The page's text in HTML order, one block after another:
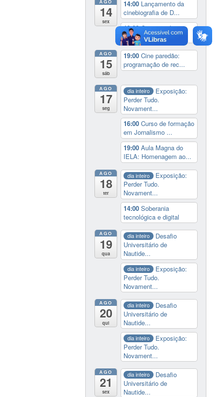
AGO
14
sex
14:00 Lançamento da
cinebiografia de D...
19:00Cine paredão:
programação de rec...
AGO
15
sáb
19:00Cine paredão:
programação de rec...
AGO
17
seg
dia inteiro
Exposição:
Perder Tudo.
Novament...
16:00Curso de formação
em Jornalismo ...
19:00Aula Magna do
IELA: Homenagem ao...
AGO
18
ter
dia inteiro
Exposição:
Perder Tudo.
Novament...
14:00Soberania
tecnológica e digital
AGO
19
qua
dia inteiro
Desafio
Universitário de
Nautide...
dia inteiro
Exposição:
Perder Tudo.
Novament...
AGO
20
qui
dia inteiro
Desafio
Universitário de
Nautide...
dia inteiro
Exposição:
Perder Tudo.
Novament...
AGO
21
sex
dia inteiro
Desafio
Universitário de
Nautide...